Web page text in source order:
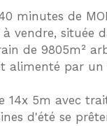
minutes de
vendre, située
de 9805m²
alimenté par un
14x 5m avec
d'été se